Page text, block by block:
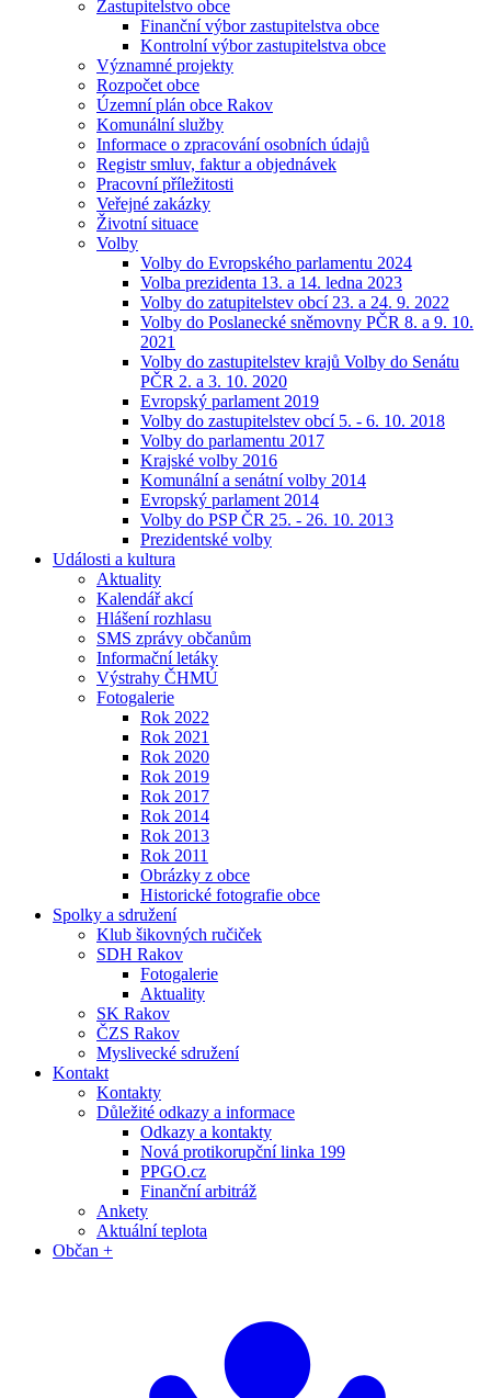
Zastupitelstvo obce
Finanční výbor zastupitelstva obce
Kontrolní výbor zastupitelstva obce
Významné projekty
Rozpočet obce
Územní plán obce Rakov
Komunální služby
Informace o zpracování osobních údajů
Registr smluv, faktur a objednávek
Pracovní příležitosti
Veřejné zakázky
Životní situace
Volby
Volby do Evropského parlamentu 2024
Volba prezidenta 13. a 14. ledna 2023
Volby do zatupitelstev obcí 23. a 24. 9. 2022
Volby do Poslanecké sněmovny PČR 8. a 9. 10.
2021
Volby do zastupitelstev krajů Volby do Senátu
PČR 2. a 3. 10. 2020
Evropský parlament 2019
Volby do zastupitelstev obcí 5. - 6. 10. 2018
Volby do parlamentu 2017
Krajské volby 2016
Komunální a senátní volby 2014
Evropský parlament 2014
Volby do PSP ČR 25. - 26. 10. 2013
Prezidentské volby
Události a kultura
Aktuality
Kalendář akcí
Hlášení rozhlasu
SMS zprávy občanům
Informační letáky
Výstrahy ČHMÚ
Fotogalerie
Rok 2022
Rok 2021
Rok 2020
Rok 2019
Rok 2017
Rok 2014
Rok 2013
Rok 2011
Obrázky z obce
Historické fotografie obce
Spolky a sdružení
Klub šikovných ručiček
SDH Rakov
Fotogalerie
Aktuality
SK Rakov
ČZS Rakov
Myslivecké sdružení
Kontakt
Kontakty
Důležité odkazy a informace
Odkazy a kontakty
Nová protikorupční linka 199
PPGO.cz
Finanční arbitráž
Ankety
Aktuální teplota
Občan +